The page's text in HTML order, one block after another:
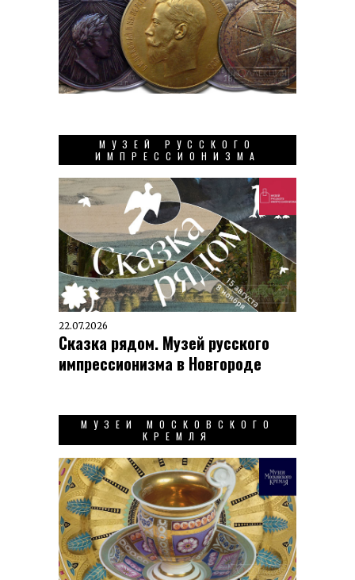
МУЗЕЙ РУССКОГО
ИМПРЕССИОНИЗМА
22.07.2026
Сказка рядом. Музей русского
импрессионизма в Новгороде
МУЗЕИ МОСКОВСКОГО
КРЕМЛЯ